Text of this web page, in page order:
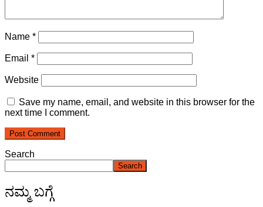
Name *
Email *
Website
Save my name, email, and website in this browser for the
next time I comment.
Search
Search
ನಮ್ಮ ಬಗ್ಗೆ